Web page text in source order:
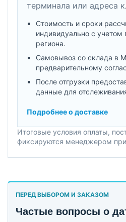
терминала или адреса
Стоимость и сроки
индивидуально с учетом
региона.
Самовывоз со склада в
предварительному
После отгрузки
данные для
Подробнее о доставке
Итоговые условия оплаты,
фиксируются менеджером при
ПЕРЕД ВЫБОРОМ И ЗАКАЗОМ
Частые вопросы о